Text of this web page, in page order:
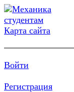
Карта сайта
Войти
Регистрация